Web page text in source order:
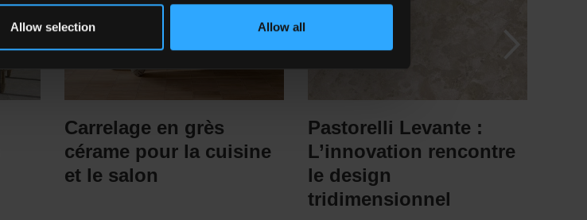
Allow selection Allow all
Carrelage en grès
cérame pour la cuisine
et le salon
Pastorelli Levante :
L’innovation rencontre
le design
tridimensionnel